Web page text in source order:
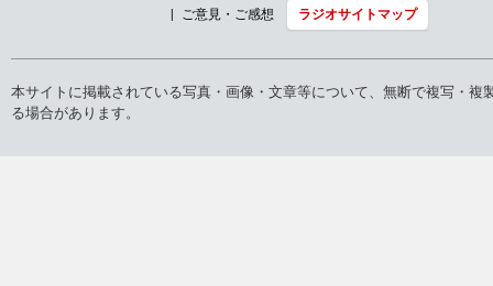
ご意見・ご感想
ラジオサイトマップ
本サイトに掲載されている写真・画像・文章等について、無断で複写・
る場合があります。